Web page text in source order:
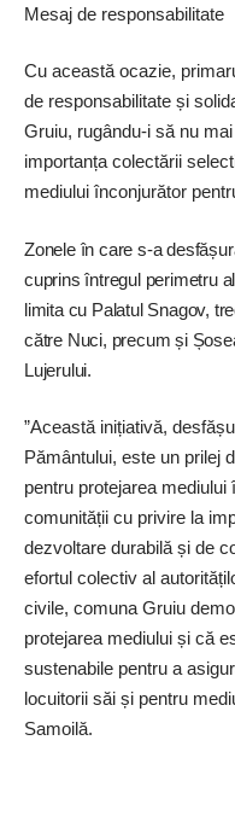
Mesaj de responsabilitate
Cu această ocazie,
de responsabilitate și
Gruiu, ­rugându-i să nu
importanța colectării
mediului înconjurător
Zonele în care s-a
cuprins întregul perimetru
limita cu Palatul Snagov,
către Nuci, precum și
Lujerului.
”Această inițiativă,
Pământului, este un prilej
pentru protejarea
comunității cu privire la
dezvoltare durabilă și de
efortul colectiv al
civile, comuna Gruiu
protejarea mediului și că
sustenabile pentru a
locuitorii săi și pentru
Samoilă.